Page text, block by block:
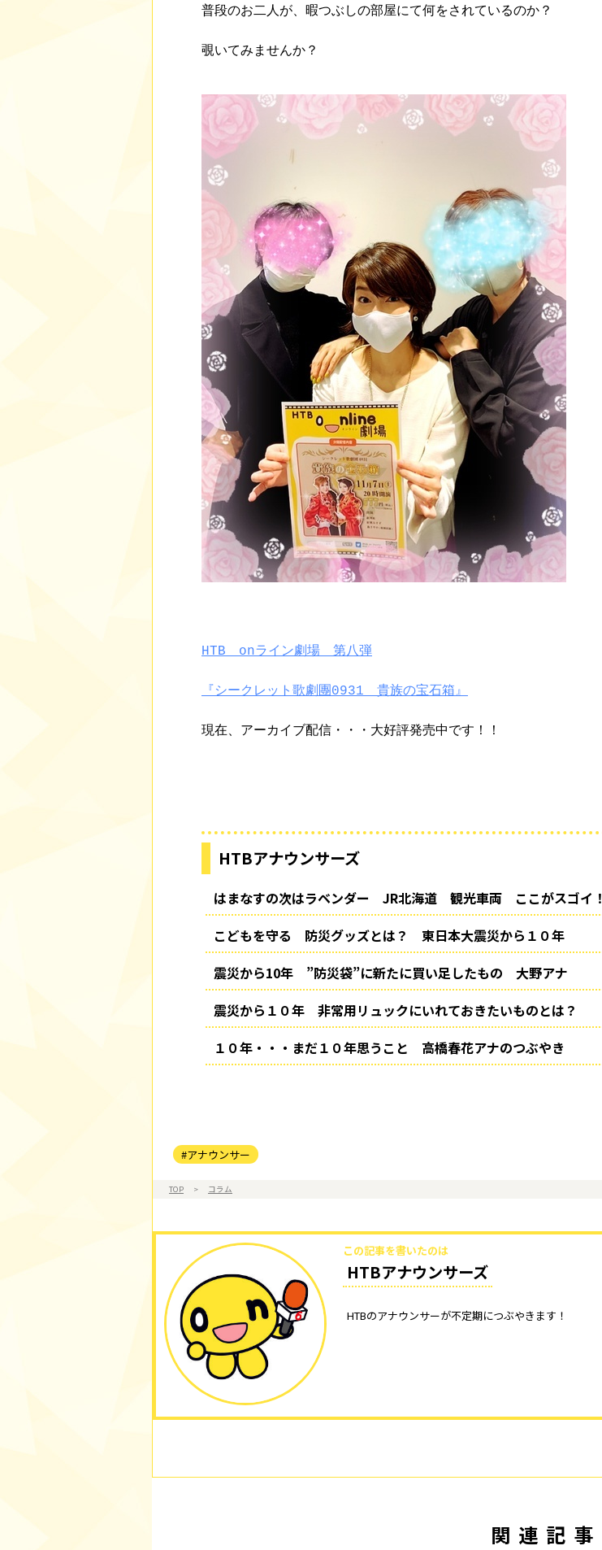
普段のお二人が、暇つぶしの部屋にて何をされているのか？
覗いてみませんか？
HTB onライン劇場 第八弾
『シークレット歌劇團0931 貴族の宝石箱』
現在、アーカイブ配信・・・大好評発売中です！！
HTBアナウンサーズ
はまなすの次はラベンダー JR北海道 観光車両 ここがスゴイ！
こどもを守る 防災グッズとは？ 東日本大震災から１０年
震災から10年 ”防災袋”に新たに買い足したもの 大野アナ
震災から１０年 非常用リュックにいれておきたいものとは？
１０年・・・まだ１０年思うこと 高橋春花アナのつぶやき
#アナウンサー
TOP > コラム
この記事を書いたのは
HTBアナウンサーズ
HTBのアナウンサーが不定期につぶやきます！
関連記事